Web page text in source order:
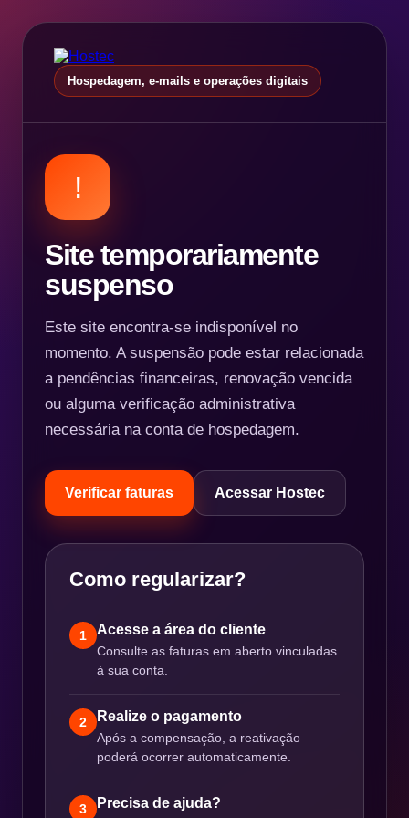
Hospedagem, e-mails e operações digitais
!
Site temporariamente
suspenso
Este site encontra-se indisponível no
momento. A suspensão pode estar relacionada
a pendências financeiras, renovação vencida
ou alguma verificação administrativa
necessária na conta de hospedagem.
Verificar faturas Acessar Hostec
Como regularizar?
1 Acesse a área do cliente
Consulte as faturas em aberto vinculadas
à sua conta.
2 Realize o pagamento
Após a compensação, a reativação
poderá ocorrer automaticamente.
3 Precisa de ajuda?